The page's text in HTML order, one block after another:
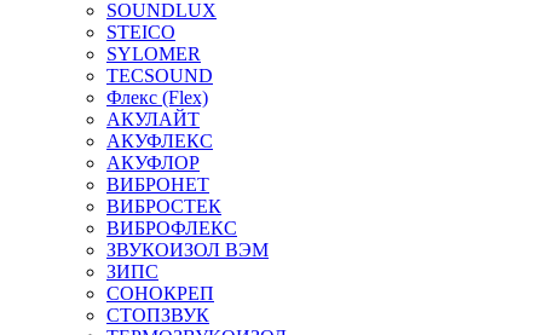
SOUNDLUX
STEICO
SYLOMER
TECSOUND
Флекс (Flex)
АКУЛАЙТ
АКУФЛЕКС
АКУФЛОР
ВИБРОНЕТ
ВИБРОСТЕК
ВИБРОФЛЕКС
ЗВУКОИЗОЛ ВЭМ
ЗИПС
СОНОКРЕП
СТОПЗВУК